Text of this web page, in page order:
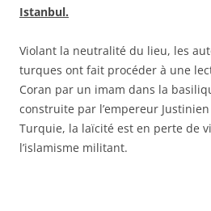
Istanbul.
Violant la neutralité du lieu, les
turques ont fait procéder à une
Coran par un imam dans la
construite par l’empereur Justinien
Turquie, la laïcité est en perte de
l’islamisme militant.